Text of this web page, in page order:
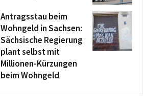
Antragsstau beim
Wohngeld in Sachsen:
Sächsische Regierung
plant selbst mit
Millionen-Kürzungen
beim Wohngeld